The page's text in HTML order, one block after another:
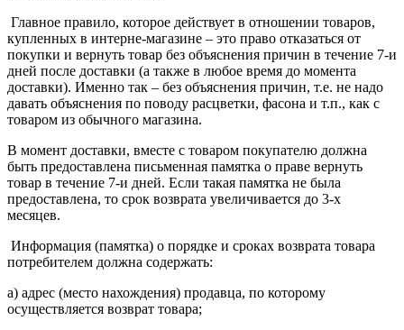
Главное правило, которое действует в отношении товаров,
купленных в интерне-магазине – это право отказаться от
покупки и вернуть товар без объяснения причин в течение 7-и
дней после доставки (а также в любое время до момента
доставки). Именно так – без объяснения причин, т.е. не надо
давать объяснения по поводу расцветки, фасона и т.п., как с
товаром из обычного магазина.
В момент доставки, вместе с товаром покупателю должна
быть предоставлена письменная памятка о праве вернуть
товар в течение 7-и дней. Если такая памятка не была
предоставлена, то срок возврата увеличивается до 3-х
месяцев.
Информация (памятка) о порядке и сроках возврата товара
потребителем должна содержать:
а) адрес (место нахождения) продавца, по которому
осуществляется возврат товара;